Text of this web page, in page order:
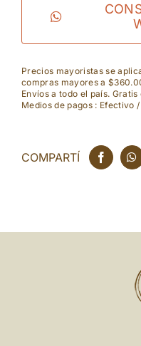
Precios mayoristas se
compras mayores a
Envíos a todo el país.
Medios de pagos : Efectivo
COMPARTÍ